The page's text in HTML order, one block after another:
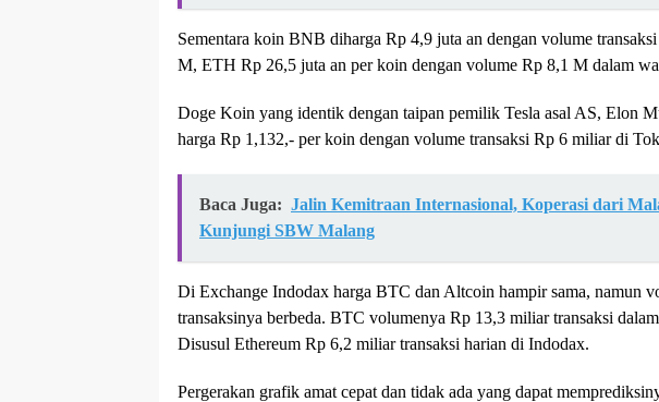
Sementara koin BNB diharga Rp 4,9 juta an dengan volume
M, ETH Rp 26,5 juta an per koin dengan volume Rp 8,1 M dalam
Doge Koin yang identik dengan taipan pemilik Tesla asal AS, Elon
harga Rp 1,132,- per koin dengan volume transaksi Rp 6 miliar di
Baca Juga: Jalin Kemitraan Internasional, Koperasi dari
Kunjungi SBW Malang
Di Exchange Indodax harga BTC dan Altcoin hampir sama, namun
transaksinya berbeda. BTC volumenya Rp 13,3 miliar transaksi
Disusul Ethereum Rp 6,2 miliar transaksi harian di Indodax.
Pergerakan grafik amat cepat dan tidak ada yang dapat